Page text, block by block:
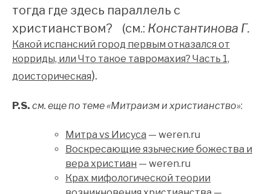
тогда где здесь параллель с
христианством? (см.: Константинова Г.
Какой испанский город первым отказался от
корриды, или Что такое тавромахия? Часть 1,
доисторическая).
P.S. см. еще по теме «Митраизм и христианство»:
Митра vs Иисуса — weren.ru
Воскресающие языческие божества и
вера христиан — weren.ru
Крах мифологической теории